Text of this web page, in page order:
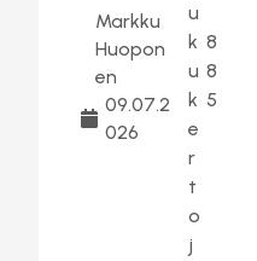
Markku
Huopon
en
09.07.2
026
u
k
u
k
e
r
t
o
j
8
8
5